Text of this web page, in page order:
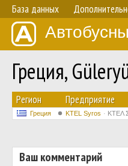
База данных
Греция,
Регион Предприятие
Греция KTEL Syros ΚΤΕΛ
Ваш комментарий